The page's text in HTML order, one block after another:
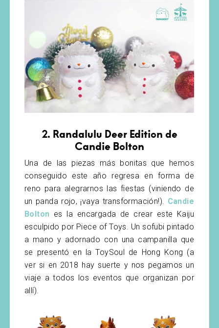
2. Randalulu Deer Edition de
Candie Bolton
Una de las piezas más bonitas que hemos
conseguido este año regresa en forma de
reno para alegrarnos las fiestas (viniendo de
un panda rojo, ¡vaya transformación!). Candie
Bolton es la encargada de crear este Kaiju
esculpido por Piece of Toys. Un sofubi pintado
a mano y adornado con una campanilla que
se presentó en la ToySoul de Hong Kong (a
ver si en 2018 hay suerte y nos pegamos un
viaje a todos los eventos que organizan por
allí).